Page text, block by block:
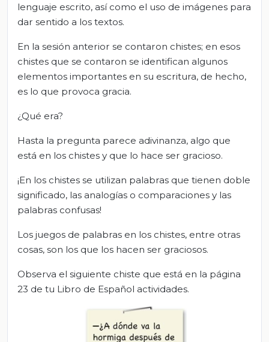
lenguaje escrito, así como el uso de imágenes para
dar sentido a los textos.
En la sesión anterior se contaron chistes; en esos
chistes que se contaron se identifican algunos
elementos importantes en su escritura, de hecho,
es lo que provoca gracia.
¿Qué era?
Hasta la pregunta parece adivinanza, algo que
está en los chistes y que lo hace ser gracioso.
¡En los chistes se utilizan palabras que tienen doble
significado, las analogías o comparaciones y las
palabras confusas!
Los juegos de palabras en los chistes, entre otras
cosas, son los que los hacen ser graciosos.
Observa el siguiente chiste que está en la página
23 de tu Libro de Español actividades.